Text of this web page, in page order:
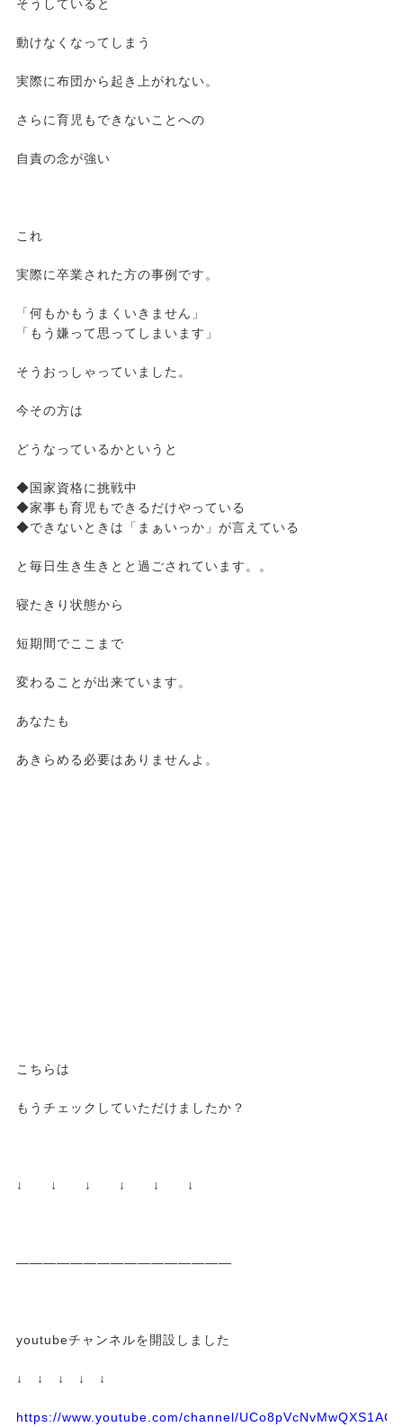
そうしていると
動けなくなってしまう
実際に布団から起き上がれない。
さらに育児もできないことへの
自責の念が強い
これ
実際に卒業された方の事例です。
「何もかもうまくいきません」
「もう嫌って思ってしまいます」
そうおっしゃっていました。
今その方は
どうなっているかというと
◆国家資格に挑戦中
◆家事も育児もできるだけやっている
◆できないときは「まぁいっか」が言えている
と毎日生き生きとと過ごされています。。
寝たきり状態から
短期間でここまで
変わることが出来ています。
あなたも
あきらめる必要はありませんよ。
こちらは
もうチェックしていただけましたか？
↓ ↓ ↓ ↓ ↓ ↓
————————————————
youtubeチャンネルを開設しました
↓ ↓ ↓ ↓ ↓
https://www.youtube.com/channel/